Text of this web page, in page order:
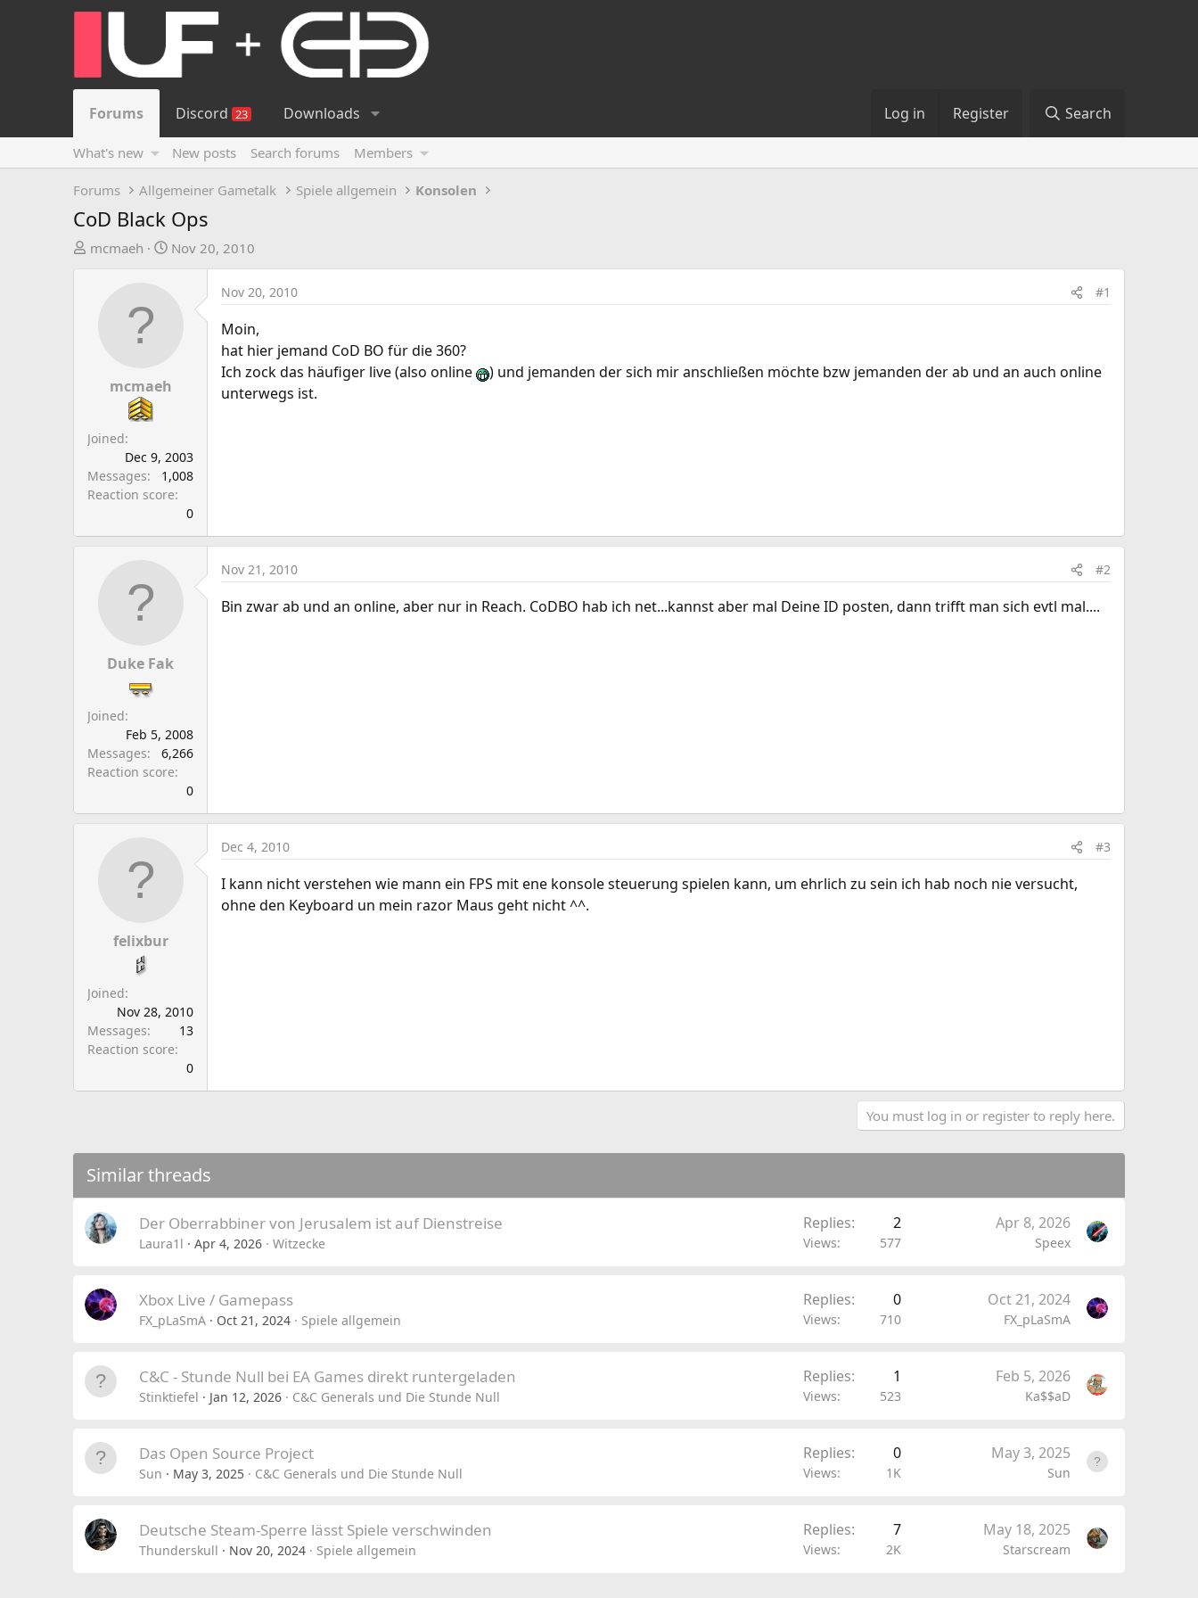
Forums Discord 23 Downloads Log in Register Search
What's new New posts Search forums Members
Forums Allgemeiner Gametalk Spiele allgemein Konsolen
CoD Black Ops
T
t
r
mcmaeh
S
t
Nov 20, 2010
mcmaeh
Joined
Dec 9, 2003
Messages
1,008
Reaction score
0
Nov 20, 2010 #1
Moin,
hat hier jemand CoD BO für die 360?
Ich zock das häufiger live (also online
) und jemanden der sich mir anschließen möchte bzw jemanden der ab und an auch online
unterwegs ist.
Duke Fak
Joined
Feb 5, 2008
Messages
6,266
Reaction score
0
Nov 21, 2010 #2
Bin zwar ab und an online, aber nur in Reach. CoDBO hab ich net...kannst aber mal Deine ID posten, dann trifft man sich evtl mal....
felixbur
Joined
Nov 28, 2010
Messages
13
Reaction score
0
Dec 4, 2010 #3
I kann nicht verstehen wie mann ein FPS mit ene konsole steuerung spielen kann, um ehrlich zu sein ich hab noch nie versucht,
ohne den Keyboard un mein razor Maus geht nicht ^^.
You must log in or register to reply here.
Similar threads
Der Oberrabbiner von Jerusalem ist auf Dienstreise
Laura1l Apr 4, 2026 Witzecke
Replies 2
Views 577
Apr 8, 2026
Speex
Xbox Live / Gamepass
FX_pLaSmA Oct 21, 2024 Spiele allgemein
Replies 0
Views 710
Oct 21, 2024
FX_pLaSmA
C&C - Stunde Null bei EA Games direkt runtergeladen
Stinktiefel Jan 12, 2026 C&C Generals und Die Stunde Null
Replies 1
Views 523
Feb 5, 2026
Ka$$aD
Das Open Source Project
Sun May 3, 2025 C&C Generals und Die Stunde Null
Replies 0
Views 1K
May 3, 2025
Sun
Deutsche Steam-Sperre lässt Spiele verschwinden
Thunderskull Nov 20, 2024 Spiele allgemein
Replies 7
Views 2K
May 18, 2025
Starscream